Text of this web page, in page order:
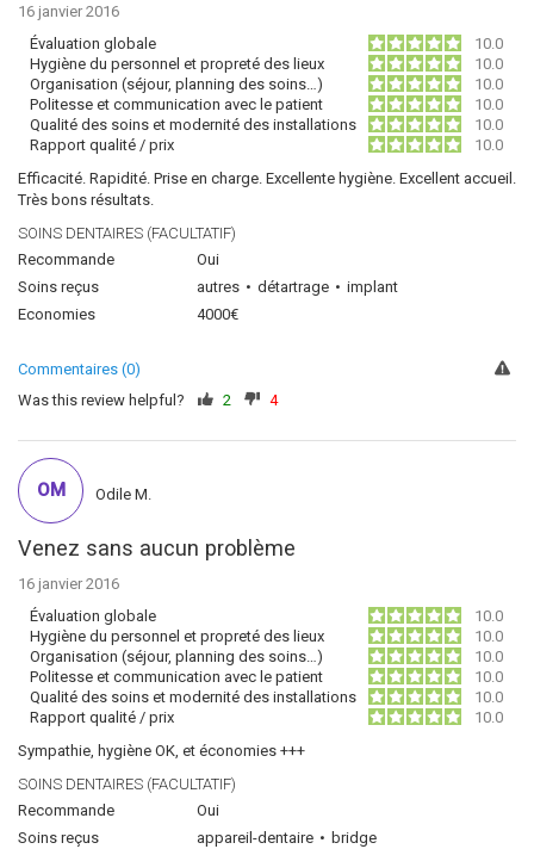
16 janvier 2016
Évaluation globale
10.0
Hygiène du personnel et propreté des lieux
10.0
Organisation (séjour, planning des soins…)
10.0
Politesse et communication avec le patient
10.0
Qualité des soins et modernité des installations
10.0
Rapport qualité / prix
10.0
Efficacité. Rapidité. Prise en charge. Excellente hygiène. Excellent accueil.
Très bons résultats.
SOINS DENTAIRES (FACULTATIF)
Recommande
Oui
Soins reçus
autres détartrage
implant
Economies
4000€
Commentaires (0)
Was this review helpful?
2 4
Venez sans aucun problème
16 janvier 2016
Évaluation globale
10.0
Hygiène du personnel et propreté des lieux
10.0
Organisation (séjour, planning des soins…)
10.0
Politesse et communication avec le patient
10.0
Qualité des soins et modernité des installations
10.0
Rapport qualité / prix
10.0
Sympathie, hygiène OK, et économies +++
SOINS DENTAIRES (FACULTATIF)
Recommande
Oui
Soins reçus
appareil-dentaire bridge
OM Odile M.